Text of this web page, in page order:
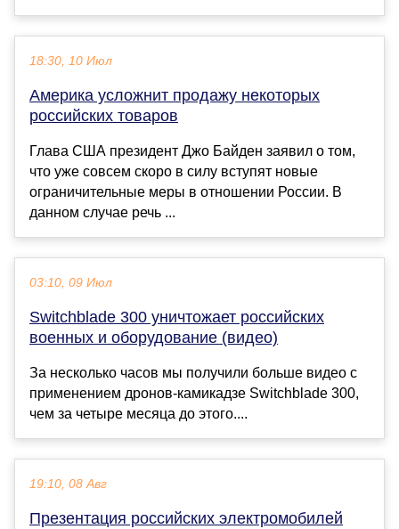
18:30, 10 Июл
Америка усложнит продажу некоторых
российских товаров
Глава США президент Джо Байден заявил о том,
что уже совсем скоро в силу вступят новые
ограничительные меры в отношении России. В
данном случае речь ...
03:10, 09 Июл
Switchblade 300 уничтожает российских
военных и оборудование (видео)
За несколько часов мы получили больше видео с
применением дронов-камикадзе Switchblade 300,
чем за четыре месяца до этого....
19:10, 08 Авг
Презентация российских электромобилей